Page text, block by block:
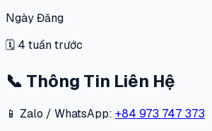
Ngày Đăng
🗓 4 tuần trước
📞 Thông Tin Liên Hệ
📱 Zalo / WhatsApp: +84 973 747 373